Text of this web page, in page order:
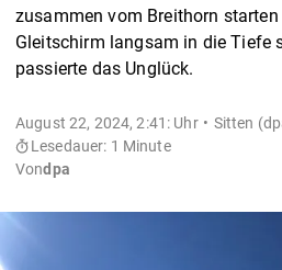
zusammen vom Breithorn
Gleitschirm langsam in die Tiefe
passierte das Unglück.
August 22, 2024, 2:41: Uhr
Sitten
Lesedauer: 1 Minute
Vondpa